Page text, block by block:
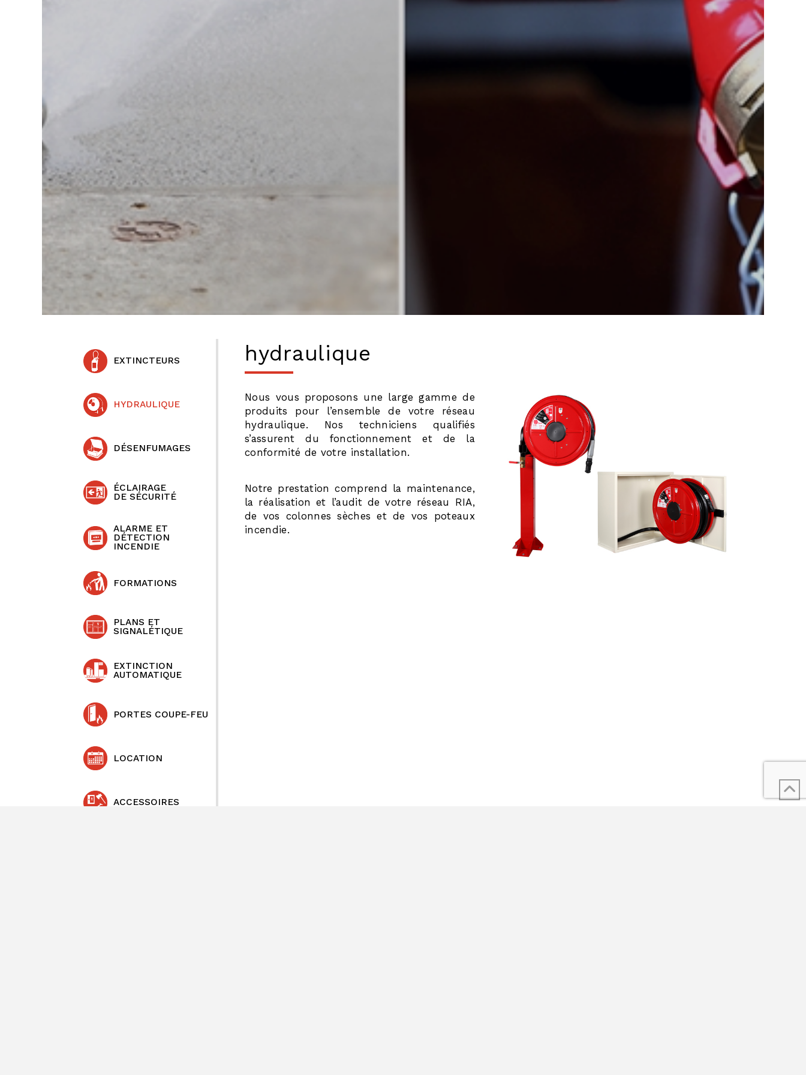
EXTINCTEURS
HYDRAULIQUE
DÉSENFUMAGES
ÉCLAIRAGE
DE SÉCURITÉ
ALARME ET
DÉTECTION
INCENDIE
FORMATIONS
PLANS ET
SIGNALÉTIQUE
EXTINCTION
AUTOMATIQUE
PORTES COUPE-FEU
LOCATION
ACCESSOIRES
hydraulique
Nous vous proposons une large gamme de
produits pour l’ensemble de votre réseau
hydraulique. Nos techniciens qualifiés
s’assurent du fonctionnement et de la
conformité de votre installation.
Notre prestation comprend la maintenance,
la réalisation et l’audit de votre réseau RIA,
de vos colonnes sèches et de vos poteaux
incendie.